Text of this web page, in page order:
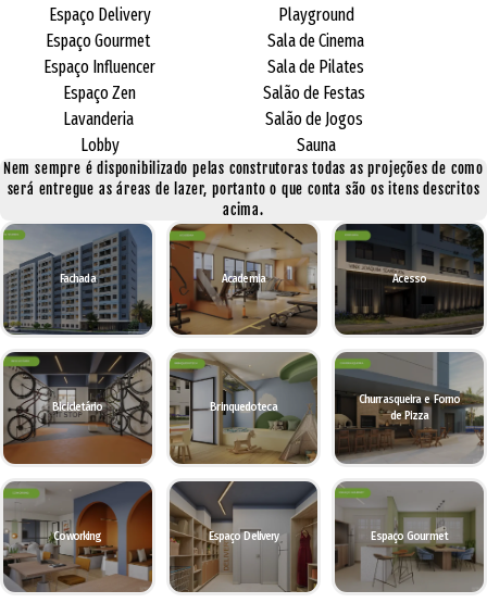
Espaço Delivery
Espaço Gourmet
Espaço Influencer
Espaço Zen
Lavanderia
Lobby
Playground
Sala de Cinema
Sala de Pilates
Salão de Festas
Salão de Jogos
Sauna
Nem sempre é disponibilizado pelas construtoras todas as projeções de como
será entregue as áreas de lazer, portanto o que conta são os itens descritos
acima.
Fachada Academia Acesso
Bicicletário Brinquedoteca
Churrasqueira e Forno
de Pizza
Coworking Espaço Delivery Espaço Gourmet